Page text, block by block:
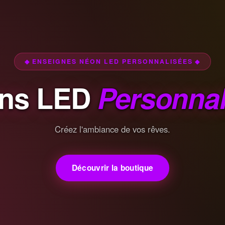
◆ ENSEIGNES NÉON LED PERSONNALISÉES ◆
LED
Créez l'ambiance de vos rêves.
Découvrir la boutique